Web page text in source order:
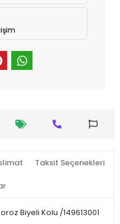
Taksit Seçenekleri
Biyeli Kolu /149613001